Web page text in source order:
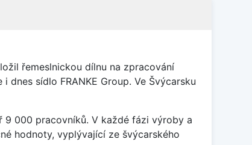
řemeslnickou dílnu na zpracování
dnes sídlo FRANKE Group. Ve Švýcarsku
9 000 pracovníků. V každé fázi výroby a
hodnoty, vyplývající ze švýcarského